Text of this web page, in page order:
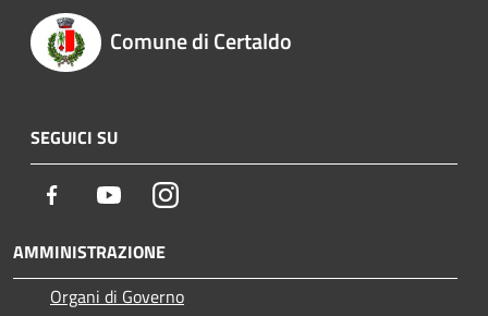
Comune di Certaldo
SEGUICI SU
Facebook YoutubeInstagram
AMMINISTRAZIONE
Organi di Governo